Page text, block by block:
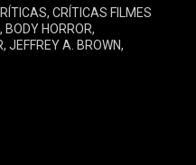
, CRÍTICAS FILMES
, BODY HORROR,
, JEFFREY A. BROWN,